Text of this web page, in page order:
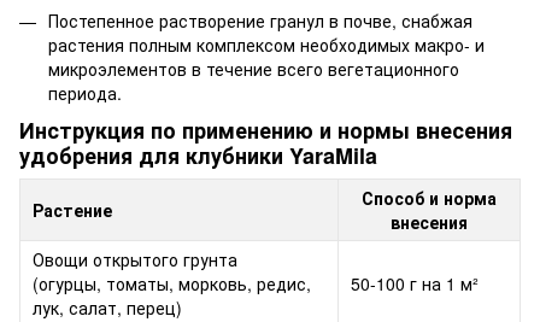
Постепенное растворение гранул в почве, снабжая
растения полным комплексом необходимых макро- и
микроэлементов в течение всего вегетационного
периода.
Инструкция по применению и нормы внесения
удобрения для клубники YaraMila
Растение
Способ и норма
внесения
Овощи открытого грунта
(огурцы, томаты, морковь, редис,
лук, салат, перец)
50-100 г на 1 м²